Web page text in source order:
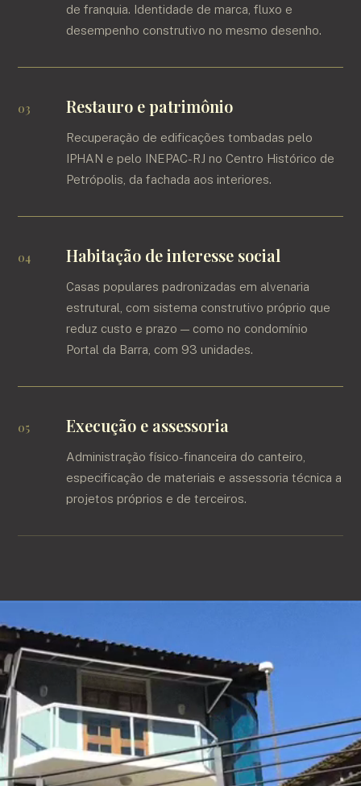
de franquia. Identidade de marca, fluxo e
desempenho construtivo no mesmo desenho.
Restauro e patrimônio
Recuperação de edificações tombadas pelo
IPHAN e pelo INEPAC-RJ no Centro Histórico de
Petrópolis, da fachada aos interiores.
Habitação de interesse social
Casas populares padronizadas em alvenaria
estrutural, com sistema construtivo próprio que
reduz custo e prazo — como no condomínio
Portal da Barra, com 93 unidades.
Execução e assessoria
Administração físico-financeira do canteiro,
especificação de materiais e assessoria técnica a
projetos próprios e de terceiros.